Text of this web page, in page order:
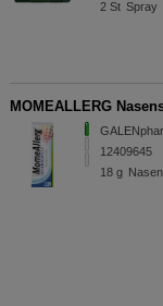
2 St Spray
MOMEALLERG
12409645
18 g